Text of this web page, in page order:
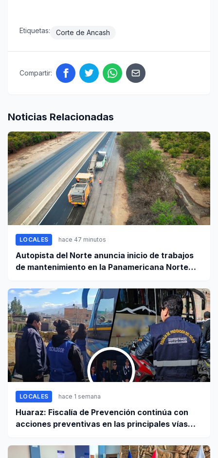
Etiquetas: Corte de Ancash
Compartir:
Noticias Relacionadas
LOCALES hace 47 minutos
Autopista del Norte anuncia inicio de trabajos
de mantenimiento en la Panamericana Norte
LOCALES hace 1 semana
Huaraz: Fiscalía de Prevención continúa con
acciones preventivas en las principales vías